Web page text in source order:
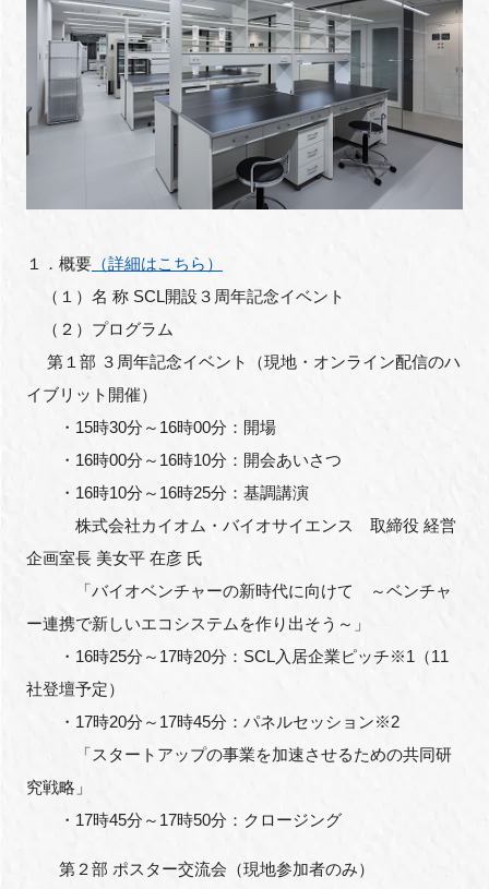
１．概要（詳細はこちら）
（１）名 称 SCL開設３周年記念イベント
（２）プログラム
第１部 ３周年記念イベント（現地・オンライン配信のハ
イブリット開催）
・15時30分～16時00分：開場
・16時00分～16時10分：開会あいさつ
・16時10分～16時25分：基調講演
株式会社カイオム・バイオサイエンス 取締役 経営
企画室長 美女平 在彦 氏
「バイオベンチャーの新時代に向けて ～ベンチャ
ー連携で新しいエコシステムを作り出そう～」
・16時25分～17時20分：SCL入居企業ピッチ※1（11
社登壇予定）
・17時20分～17時45分：パネルセッション※2
「スタートアップの事業を加速させるための共同研
究戦略」
・17時45分～17時50分：クロージング
第２部 ポスター交流会（現地参加者のみ）